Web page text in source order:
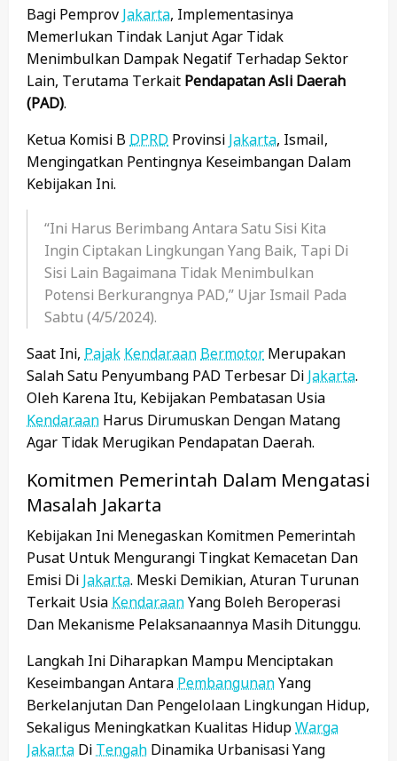
Bagi Pemprov Jakarta, Implementasinya
Memerlukan Tindak Lanjut Agar Tidak
Menimbulkan Dampak Negatif Terhadap Sektor
Lain, Terutama Terkait Pendapatan Asli Daerah
(PAD).
Ketua Komisi BDPRD Provinsi Jakarta, Ismail,
Mengingatkan Pentingnya Keseimbangan Dalam
Kebijakan Ini.
“Ini Harus Berimbang Antara Satu Sisi Kita
Ingin Ciptakan Lingkungan Yang Baik, Tapi Di
Sisi Lain Bagaimana Tidak Menimbulkan
Potensi Berkurangnya PAD,” Ujar Ismail Pada
Sabtu (4/5/2024).
Saat Ini, PajakKendaraanBermotor Merupakan
Salah Satu Penyumbang PAD Terbesar Di Jakarta.
Oleh Karena Itu, Kebijakan Pembatasan Usia
Kendaraan Harus Dirumuskan Dengan Matang
Agar Tidak Merugikan Pendapatan Daerah.
Komitmen Pemerintah Dalam Mengatasi
Masalah Jakarta
Kebijakan Ini Menegaskan Komitmen Pemerintah
Pusat Untuk Mengurangi Tingkat Kemacetan Dan
Emisi Di Jakarta. Meski Demikian, Aturan Turunan
Terkait UsiaKendaraanYang Boleh Beroperasi
Dan Mekanisme Pelaksanaannya Masih Ditunggu.
Langkah Ini Diharapkan Mampu Menciptakan
Keseimbangan AntaraPembangunanYang
Berkelanjutan Dan Pengelolaan Lingkungan Hidup,
Sekaligus Meningkatkan Kualitas HidupWarga
Jakarta DiTengah Dinamika Urbanisasi Yang